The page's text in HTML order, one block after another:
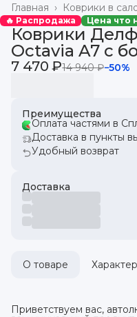
Коврики в
Главная ›
🔥 Распродажа Цена что
Коврики
Octavia A7 с
7 470 ₽14 940 ₽−50%
Преимущества
Оплата частями в
Доставка в пункты
Удобный возврат
Доставка
О товаре
Приветствуем вас,